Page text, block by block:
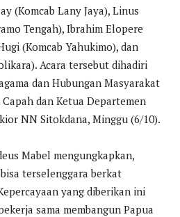
(Komcab Lany Jaya), Linus
Tengah), Ibrahim Elopere
(Komcab Yahukimo), dan
Acara tersebut dihadiri
dan Hubungan Masyarakat
dan Ketua Departemen
NN Sitokdana, Minggu (6/10).
Mabel mengungkapkan,
terselenggara berkat
yang diberikan ini
sama membangun Papua